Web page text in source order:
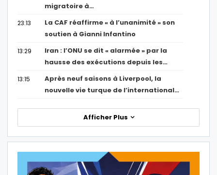
migratoire à…
23:13
La CAF réaffirme « à l’unanimité » son
soutien à Gianni Infantino
13:29
Iran : l’ONU se dit « alarmée » par la
hausse des exécutions depuis les…
13:15
Après neuf saisons à Liverpool, la
nouvelle vie turque de l’international…
Afficher Plus